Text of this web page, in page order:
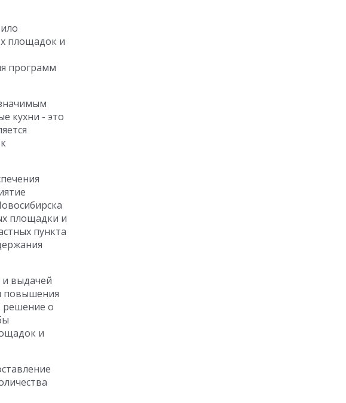
площадок и
программ
кухни - это
площадки и
пункта
и выдачей
повышения
решение о
и